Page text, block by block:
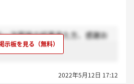
次面接の結果来た方、感謝お
2022年5月12日 17:12